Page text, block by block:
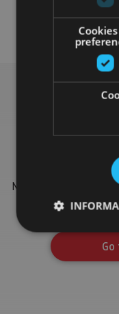
Find more plans
Navarre: organised